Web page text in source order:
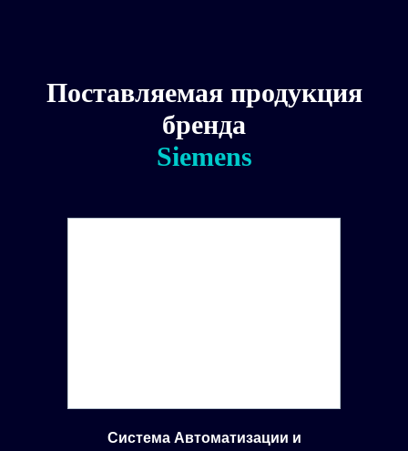
Поставляемая продукция
бренда
Siemens
Система Автоматизации и